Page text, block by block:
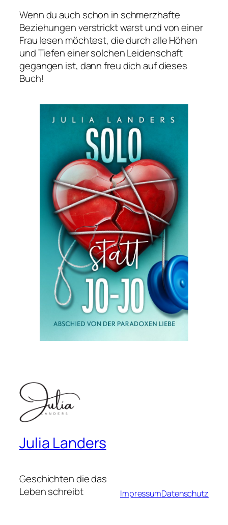
Wenn du auch schon in schmerzhafte
Beziehungen verstrickt warst und von einer
Frau lesen möchtest, die durch alle Höhen
und Tiefen einer solchen Leidenschaft
gegangen ist, dann freu dich auf dieses
Buch!
Julia Landers
Geschichten die das
Leben schreibt
ImpressumDatenschutz